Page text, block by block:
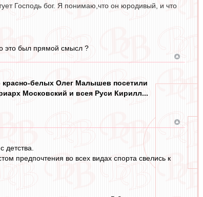
Господь бог. Я понимаю,что он юродивый, и что
это был прямой смысл ?
красно-белых Олег Малышев посетили
Московский и всея Руси Кирилл...
детства.
предпочтения во всех видах спорта свелись к